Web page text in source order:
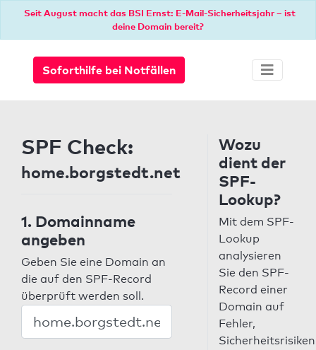
Seit August macht das BSI Ernst: E-Mail-Sicherheitsjahr – ist
deine Domain bereit?
Soforthilfe bei Notfällen
SPF Check:
home.borgstedt.net
1. Domainname
angeben
Geben Sie eine Domain an
die auf den SPF-Record
überprüft werden soll.
Wozu
dient der
SPF-
Lookup?
Mit dem SPF-
Lookup
analysieren
Sie den SPF-
Record einer
Domain auf
Fehler,
Sicherheitsrisiken